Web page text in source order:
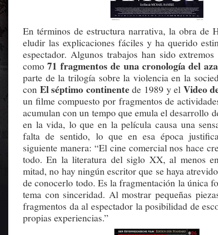
En términos de estructura narrativa, la obra de
eludir las explicaciones fáciles y ha querido
espectador. Algunos trabajos han sido
como71 fragmentos de una cronología del
parte de la trilogía sobre la violencia en la
con El séptimo continentede 1989 y el Video
un filme compuesto por fragmentos de
acumulan con un tempo que emula el desarrollo
en la vida, lo que en la película causa una
falta de sentido, lo que en esa época
siguiente manera: “El cine comercial nos hace
todo. En la literatura del siglo XX, al menos
mitad, no hay ningún escritor que se haya
de conocerlo todo. Es la fragmentación la única
tema con sinceridad. Al mostrar pequeñas
fragmentos da al espectador la posibilidad de
propias experiencias.”